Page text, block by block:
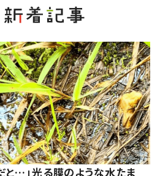
と…」光る膜のような水たま